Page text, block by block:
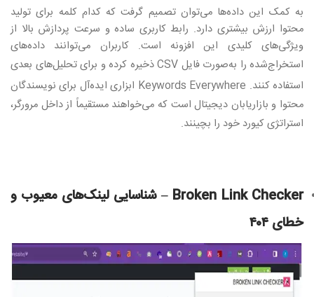
به کمک این داده‌ها می‌توان تصمیم گرفت که کدام کلمه برای تولید
محتوا ارزش بیشتری دارد. رابط کاربری ساده و سرعت پردازش بالا از
ویژگی‌های کلیدی این افزونه است. کاربران می‌توانند داده‌های
استخراج‌شده را به‌صورت فایل
ذخیره کرده و برای تحلیل‌های بعدی
استفاده کنند. Keywords Everywhere
ابزاری ایده‌آل برای نویسندگان
محتوا و بازاریابان دیجیتال است که می‌خواهند مستقیماً از داخل مرورگر،
استراتژی کیورد خود را بچینند.
Broken Link Checker –
شناسایی لینک‌های معیوب و
خطای۴۰۴